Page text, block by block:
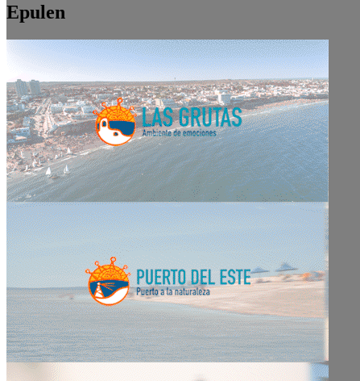
Epulen